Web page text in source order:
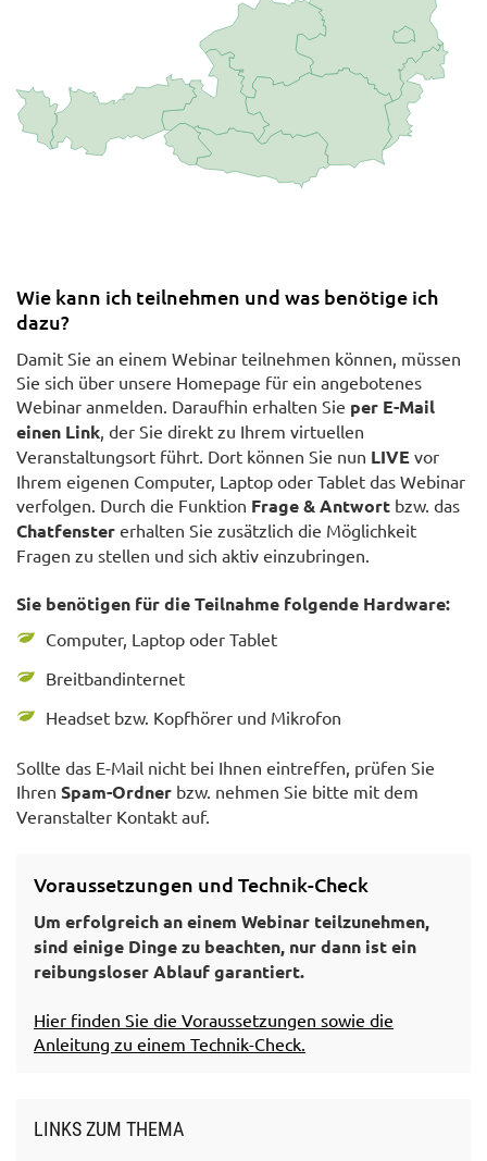
Wie kann ich teilnehmen und was benötige ich
dazu?
Damit Sie an einem Webinar teilnehmen können, müssen
Sie sich über unsere Homepage für ein angebotenes
Webinar anmelden. Daraufhin erhalten Sie per E-Mail
einen Link, der Sie direkt zu Ihrem virtuellen
Veranstaltungsort führt. Dort können Sie nun LIVE vor
Ihrem eigenen Computer, Laptop oder Tablet das Webinar
verfolgen. Durch die Funktion Frage & Antwort bzw. das
Chatfenster erhalten Sie zusätzlich die Möglichkeit
Fragen zu stellen und sich aktiv einzubringen.
Sie benötigen für die Teilnahme folgende Hardware:
Computer, Laptop oder Tablet
Breitbandinternet
Headset bzw. Kopfhörer und Mikrofon
Sollte das E-Mail nicht bei Ihnen eintreffen, prüfen Sie
Ihren Spam-Ordner bzw. nehmen Sie bitte mit dem
Veranstalter Kontakt auf.
Voraussetzungen und Technik-Check
Um erfolgreich an einem Webinar teilzunehmen,
sind einige Dinge zu beachten, nur dann ist ein
reibungsloser Ablauf garantiert.
Hier finden Sie die Voraussetzungen sowie die
Anleitung zu einem Technik-Check.
LINKS ZUM THEMA